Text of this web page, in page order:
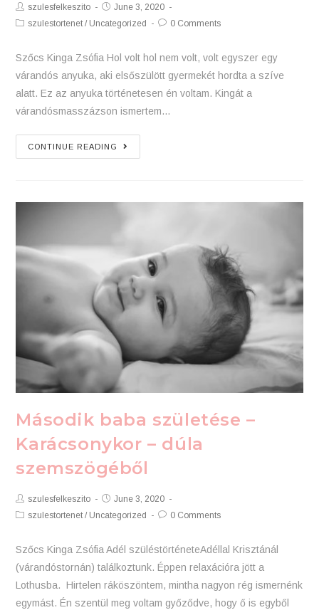
Postszulesfelkeszito
PostJune 3, 2020
Postszulestortenet / Uncategorized
Post0 Comments
Szőcs Kinga Zsófia Hol volt hol nem volt, volt egyszer egy
várandós anyuka, aki elsőszülött gyermekét hordta a szíve
alatt. Ez az anyuka történetesen én voltam. Kingát a
várandósmasszázson ismertem…
CONTINUE READING
szülés
Második baba születése –
Karácsonykor – dúla
szemszögéből
Post
Author:
szulesfelkeszito
PostJune 3, 2020
Postszulestortenet / Uncategorized
Post0 Comments
Szőcs Kinga Zsófia Adél szüléstörténeteAdéllal Krisztánál
(várandóstornán) találkoztunk. Éppen relaxációra jött a
Lothusba. Hirtelen ráköszöntem, mintha nagyon rég ismernénk
egymást. Én szentül meg voltam győződve, hogy ő is egyből